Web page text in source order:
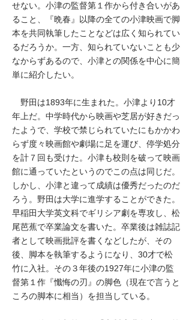
せない。小津の監督第１作から付き合いがあ
ること、『晩春』以降の全ての小津映画で脚
本を共同執筆したことなどは広く知られてい
るだろうか。一方、知られていないことも少
なからずあるので、小津との関係を中心に簡
単に紹介したい。
野田は1893年に生まれた。小津より10才
年上だ。中学時代から映画や芝居が好きだっ
たようで、学校で禁じられていたにもかかわ
らず度々映画館や劇場に足を運び、停学処分
を計７回も受けた。小津も校則を破って映画
館に通っていたというのでこの点は同じだ。
しかし、小津と違って成績は優秀だったのだ
ろう。野田は大学に進学することができた。
早稲田大学英文科でギリシア劇を専攻し、松
尾芭蕉で卒業論文を書いた。卒業後は雑誌記
者として映画批評を書くなどしたが、その
後、脚本を執筆するようになり、30才で松
竹に入社。その３年後の1927年に小津の監
督第１作『懺悔の刃』の脚色（現在で言うと
ころの脚本に相当）を担当している。